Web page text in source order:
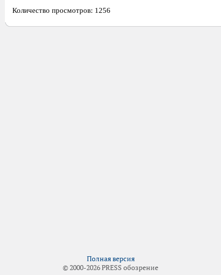
Количество просмотров: 1256
Полная версия
© 2000-2026 PRESS обозрение